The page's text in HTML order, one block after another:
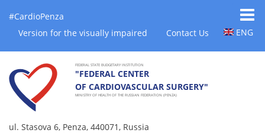
#CardioPenza
Version for the visually impaired
Contact Us ENG
FEDERAL STATE BUDGETARY INSTITUTION
"FEDERAL CENTER
OF CARDIOVASCULAR SURGERY"
MINISTRY OF HEALTH OF THE RUSSIAN FEDERATION (PENZA)
ul. Stasova 6, Penza, 440071, Russia